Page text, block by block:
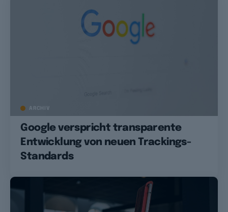
ARCHIV
Google verspricht transparente
Entwicklung von neuen Trackings-
Standards